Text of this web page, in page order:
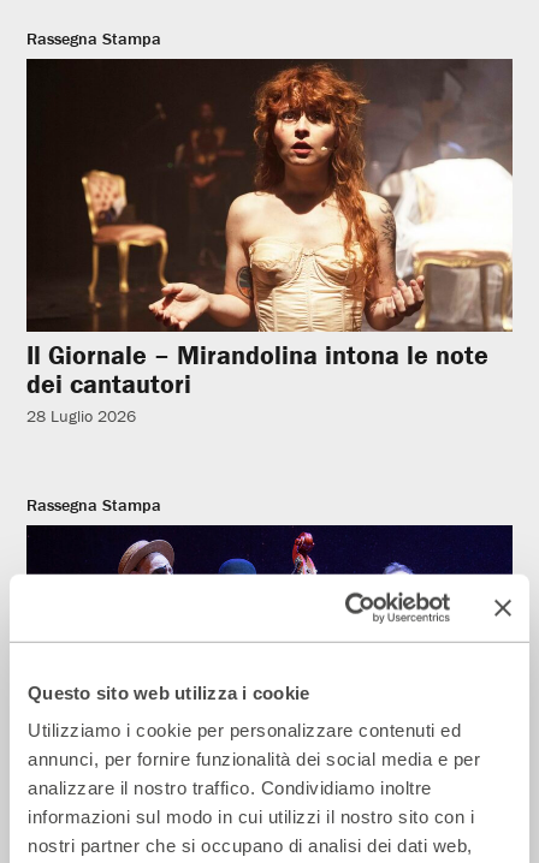
Questo sito web utilizza i cookie
Utilizziamo i cookie per personalizzare contenuti ed
annunci, per fornire funzionalità dei social media e per
analizzare il nostro traffico. Condividiamo inoltre
informazioni sul modo in cui utilizzi il nostro sito con i
nostri partner che si occupano di analisi dei dati web,
Rassegna Stampa
Il Giornale – Mirandolina intona le note
dei cantautori
28 Luglio 2026
Rassegna Stampa
La Repubblica – In scena gli eroi di
strada secondo Raffaele Viviani